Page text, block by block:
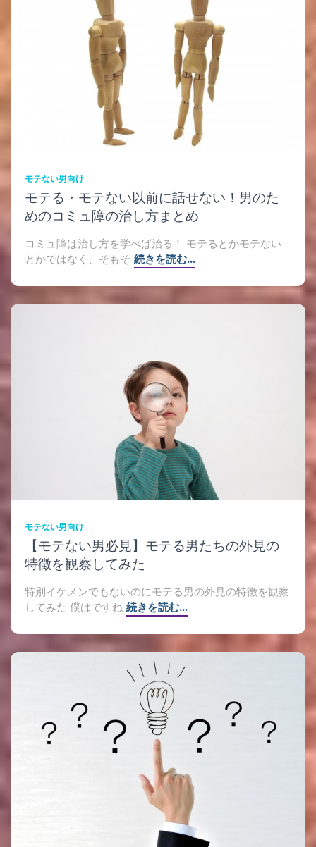
モテない男向け
モテる・モテない以前に話せない！男のた
めのコミュ障の治し方まとめ
コミュ障は治し方を学べば治る！ モテるとかモテない
とかではなく、そもそ 続きを読む…
モテない男向け
【モテない男必見】モテる男たちの外見の
特徴を観察してみた
特別イケメンでもないのにモテる男の外見の特徴を観察
してみた 僕はですね 続きを読む…